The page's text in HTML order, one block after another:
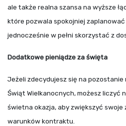
ale także realna szansa na wyższe
które pozwala spokojniej zaplanować
jednocześnie w pełni skorzystać z
Dodatkowe pieniądze za święta
Jeżeli zdecydujesz się na
Świąt Wielkanocnych, możesz liczyć
świetna okazja, aby zwiększyć swoje
warunków kontraktu.